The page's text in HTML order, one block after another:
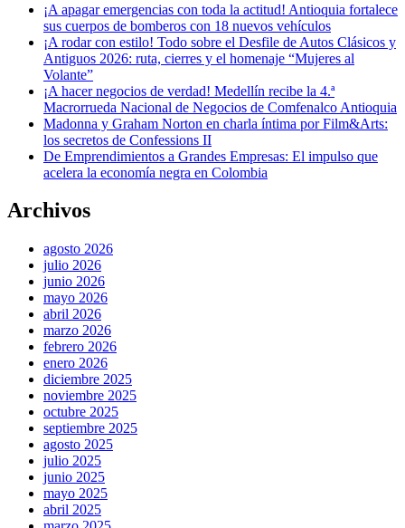
¡A apagar emergencias con toda la actitud! Antioquia fortalece
sus cuerpos de bomberos con 18 nuevos vehículos
¡A rodar con estilo! Todo sobre el Desfile de Autos Clásicos y
Antiguos 2026: ruta, cierres y el homenaje “Mujeres al
Volante”
¡A hacer negocios de verdad! Medellín recibe la 4.ª
Macrorrueda Nacional de Negocios de Comfenalco Antioquia
Madonna y Graham Norton en charla íntima por Film&Arts:
los secretos de Confessions II
De Emprendimientos a Grandes Empresas: El impulso que
acelera la economía negra en Colombia
Archivos
agosto 2026
julio 2026
junio 2026
mayo 2026
abril 2026
marzo 2026
febrero 2026
enero 2026
diciembre 2025
noviembre 2025
octubre 2025
septiembre 2025
agosto 2025
julio 2025
junio 2025
mayo 2025
abril 2025